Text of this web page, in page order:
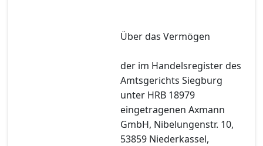
Über das Vermögen
der im Handelsregister des
Amtsgerichts Siegburg
unter HRB 18979
eingetragenen Axmann
GmbH, Nibelungenstr. 10,
53859 Niederkassel,